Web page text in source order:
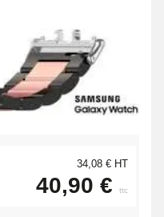
34,08 € HT
40,90 € ttc